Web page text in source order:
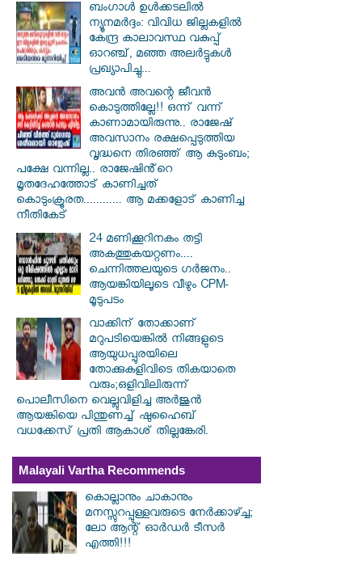
ബംഗാൾ ഉൾക്കടലിൽ
ന്യൂനമർദ്ദം: വിവിധ ജില്ലകളിൽ
കേന്ദ്ര കാലാവസ്ഥ വകുപ്പ്
ഓറഞ്ച്, മഞ്ഞ അലർട്ടുകൾ
പ്രഖ്യാപിച്ചു...
അവൻ അവന്റെ ജീവൻ
കൊടുത്തില്ലേ!! ഒന്ന് വന്ന്
കാണാമായിരുന്നു.. രാജേഷ്
അവസാനം രക്ഷപ്പെടുത്തിയ
വൃദ്ധനെ തിരഞ്ഞ് ആ കുടുംബം;
പക്ഷേ വന്നില്ല.. രാജേഷിൻ്റെ
മൃതദേഹത്തോട് കാണിച്ചത്
കൊടുംക്രൂരത............ ആ മക്കളോട് കാണിച്ച
നീതികേട്
24 മണിക്കൂറിനകം തട്ടി
അകത്തുകയറ്റണം....
ചെന്നിത്തലയുടെ ഗർജനം..
ആയങ്കിയിലൂടെ വീഴും CPM-
മൂടുപടം
വാക്കിന് തോക്കാണ്
മറുപടിയെങ്കിൽ നിങ്ങളുടെ
ആയുധപ്പുരയിലെ
തോക്കുകളിവിടെ തികയാതെ
വരും;ഒളിവിലിരുന്ന്
പൊലീസിനെ വെല്ലുവിളിച്ച അർജുൻ
ആയങ്കിയെ പിന്തുണച്ച് ഷുഹൈബ്
വധക്കേസ് പ്രതി ആകാശ് തില്ലങ്കേരി.
Malayali Vartha Recommends
കൊല്ലാനും ചാകാനും
മനസ്സുറപ്പുള്ളവരുടെ നേർക്കാഴ്ച്ച;
ലോ ആന്റ് ഓർഡർ ടീസർ
എത്തി!!!